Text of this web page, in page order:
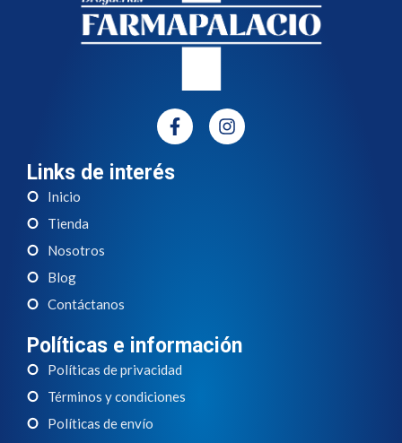
Links de interés
Inicio
Tienda
Nosotros
Blog
Contáctanos
Políticas e información
Políticas de privacidad
Términos y condiciones
Políticas de envío